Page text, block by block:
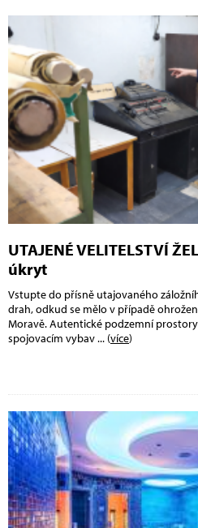
UTAJENÉ VELITELSTVÍ
úkryt
Vstupte do přísně utajovaného
drah, odkud se mělo v případě
Moravě. Autentické podzemní
spojovacím vybav... (více)